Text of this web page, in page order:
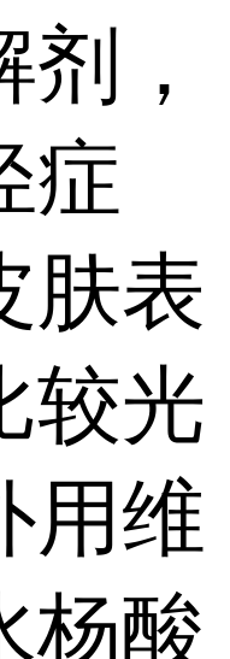
，
症
肤表
较光
用维
杨酸